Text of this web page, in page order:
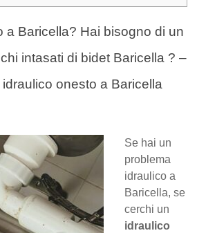
a Baricella? Hai bisogno di un
intasati di bidet Baricella ? –
onesto a Baricella
Se hai un
problema
idraulico a
Baricella, se
cerchi un
idraulico